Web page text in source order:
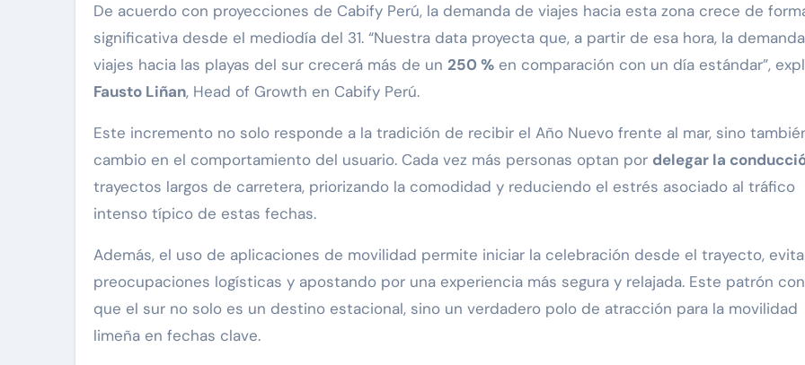
De acuerdo con proyecciones de Cabify Perú, la demanda de viajes hacia esta zona crece de
significativa desde el mediodía del 31. “Nuestra data proyecta que, a partir de esa hora, la
viajes hacia las playas del sur crecerá más de un 250 % en comparación con un día estándar”,
Fausto Liñan, Head of Growth en Cabify Perú.
Este incremento no solo responde a la tradición de recibir el Año Nuevo frente al mar, sino
cambio en el comportamiento del usuario. Cada vez más personas optan por delegar la
trayectos largos de carretera, priorizando la comodidad y reduciendo el estrés asociado al tráfico
intenso típico de estas fechas.
Además, el uso de aplicaciones de movilidad permite iniciar la celebración desde el trayecto,
preocupaciones logísticas y apostando por una experiencia más segura y relajada. Este patrón
que el sur no solo es un destino estacional, sino un verdadero polo de atracción para la movilidad
limeña en fechas clave.